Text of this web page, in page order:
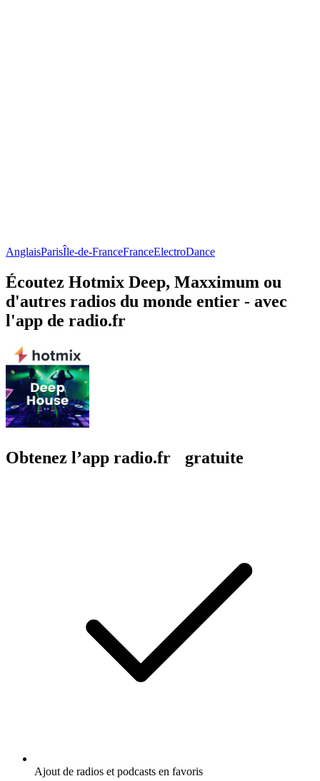
AnglaisParisÎle-de-FranceFranceElectroDance
Écoutez Hotmix Deep, Maxximum ou
d'autres radios du monde entier - avec
l'app de radio.fr
Obtenez l’app radio.fr gratuite
Ajout de radios et podcasts en favoris